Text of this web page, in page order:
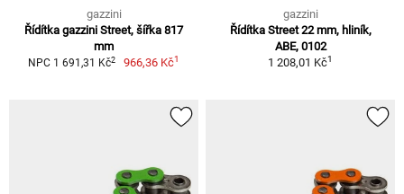
gazzini
Řídítka gazzini Street, šířka 817
mm
NPC 1 691,31 Kč2 966,36 Kč1
gazzini
Řídítka Street 22 mm, hliník,
ABE, 0102
1 208,01 Kč1